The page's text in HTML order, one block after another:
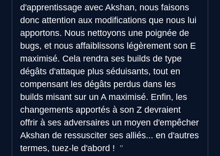
d'apprentissage avec Akshan, nous faisons
donc attention aux modifications que nous lui
apportons. Nous nettoyons une poignée de
bugs, et nous affaiblissons légèrement son E
maximisé. Cela rendra ses builds de type
dégâts d'attaque plus séduisants, tout en
compensant les dégâts perdus dans les
builds misant sur un A maximisé. Enfin, les
changements apportés à son Z devraient
offrir à ses adversaires un moyen d'empêcher
Akshan de ressusciter ses alliés... en d'autres
termes, tuez-le d'abord !